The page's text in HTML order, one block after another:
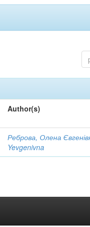
Author(s)
Реброва, Олена
Yevgenivna